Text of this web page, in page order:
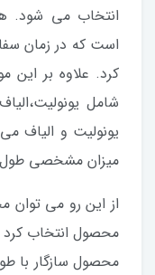
انتخاب می شود.
است که در زمان
کرد. علاوه بر این
شامل
یونولیت و الیاف
میزان مشخصی طول
از این رو می توان
محصول انتخاب
محصول سازگار با